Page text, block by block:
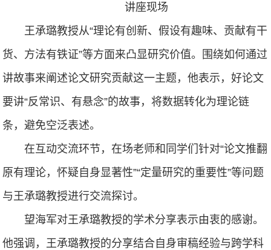
讲座现场
王承璐教授从“理论有创新、假设有趣味、贡献有干
货、方法有铁证”等方面来凸显研究价值。围绕如何通过
讲故事来阐述论文研究贡献这一主题，他表示，好论文
要讲“反常识、有悬念”的故事，将数据转化为理论链
条，避免空泛表述。
在互动交流环节，在场老师和同学们针对“论文推翻
原有理论，怀疑自身显著性”“定量研究的重要性”等问题
与王承璐教授进行交流探讨。
望海军对王承璐教授的学术分享表示由衷的感谢。
他强调，王承璐教授的分享结合自身审稿经验与跨学科